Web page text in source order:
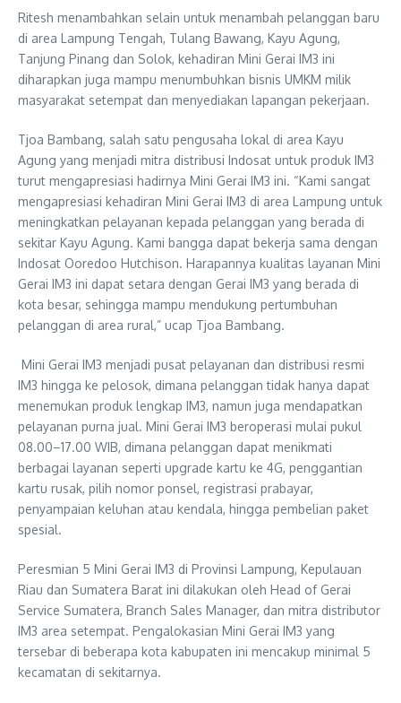
Ritesh menambahkan selain untuk menambah pelanggan baru
di area Lampung Tengah, Tulang Bawang, Kayu Agung,
Tanjung Pinang dan Solok, kehadiran Mini Gerai IM3 ini
diharapkan juga mampu menumbuhkan bisnis UMKM milik
masyarakat setempat dan menyediakan lapangan pekerjaan.
Tjoa Bambang, salah satu pengusaha lokal di area Kayu
Agung yang menjadi mitra distribusi Indosat untuk produk IM3
turut mengapresiasi hadirnya Mini Gerai IM3 ini. “Kami sangat
mengapresiasi kehadiran Mini Gerai IM3 di area Lampung untuk
meningkatkan pelayanan kepada pelanggan yang berada di
sekitar Kayu Agung. Kami bangga dapat bekerja sama dengan
Indosat Ooredoo Hutchison. Harapannya kualitas layanan Mini
Gerai IM3 ini dapat setara dengan Gerai IM3 yang berada di
kota besar, sehingga mampu mendukung pertumbuhan
pelanggan di area rural,” ucap Tjoa Bambang.
Mini Gerai IM3 menjadi pusat pelayanan dan distribusi resmi
IM3 hingga ke pelosok, dimana pelanggan tidak hanya dapat
menemukan produk lengkap IM3, namun juga mendapatkan
pelayanan purna jual. Mini Gerai IM3 beroperasi mulai pukul
08.00–17.00 WIB, dimana pelanggan dapat menikmati
berbagai layanan seperti upgrade kartu ke 4G, penggantian
kartu rusak, pilih nomor ponsel, registrasi prabayar,
penyampaian keluhan atau kendala, hingga pembelian paket
spesial.
Peresmian 5 Mini Gerai IM3 di Provinsi Lampung, Kepulauan
Riau dan Sumatera Barat ini dilakukan oleh Head of Gerai
Service Sumatera, Branch Sales Manager, dan mitra distributor
IM3 area setempat. Pengalokasian Mini Gerai IM3 yang
tersebar di beberapa kota kabupaten ini mencakup minimal 5
kecamatan di sekitarnya.